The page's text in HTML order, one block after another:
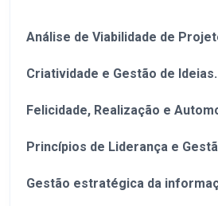
Análise de Viabilidade de
Criatividade e Gestão de Ideias.
Felicidade, Realização e
Princípios de Liderança e
Gestão estratégica da